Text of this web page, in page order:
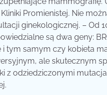
Promienistej. Nie
ginekologicznej. – Od
są dwa geny:
tym samym czy kobieta
ale skutecznym
z odziedziczonymi